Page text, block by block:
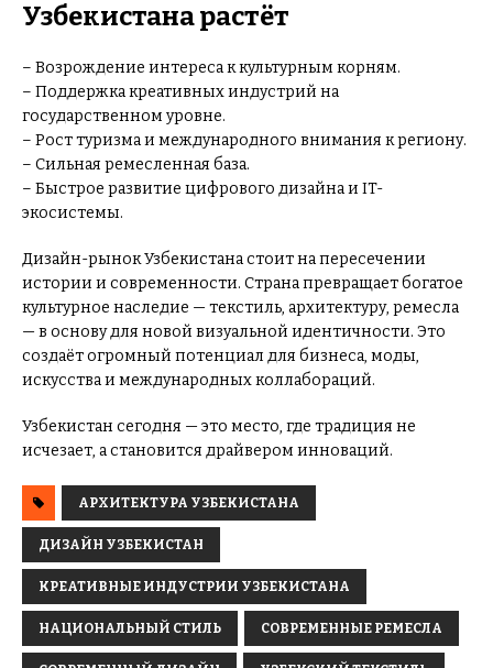
Узбекистана растёт
– Возрождение интереса к культурным корням.
– Поддержка креативных индустрий на
государственном уровне.
– Рост туризма и международного внимания к региону.
– Сильная ремесленная база.
– Быстрое развитие цифрового дизайна и IT-
экосистемы.
Дизайн-рынок Узбекистана стоит на пересечении
истории и современности. Страна превращает богатое
культурное наследие — текстиль, архитектуру, ремесла
— в основу для новой визуальной идентичности. Это
создаёт огромный потенциал для бизнеса, моды,
искусства и международных коллабораций.
Узбекистан сегодня — это место, где традиция не
исчезает, а становится драйвером инноваций.
АРХИТЕКТУРА УЗБЕКИСТАНА
ДИЗАЙН УЗБЕКИСТАН
КРЕАТИВНЫЕ ИНДУСТРИИ УЗБЕКИСТАНА
НАЦИОНАЛЬНЫЙ СТИЛЬ СОВРЕМЕННЫЕ РЕМЕСЛА